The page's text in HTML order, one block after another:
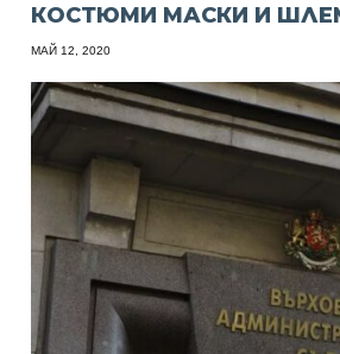
КОСТЮМИ МАСКИ И
МАЙ 12, 2020